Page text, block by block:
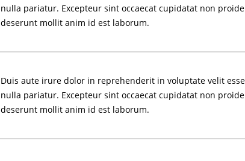
nulla pariatur. Excepteur sint occaecat cupidatat non
deserunt mollit anim id est laborum.
Duis aute irure dolor in reprehenderit in voluptate velit
nulla pariatur. Excepteur sint occaecat cupidatat non
deserunt mollit anim id est laborum.